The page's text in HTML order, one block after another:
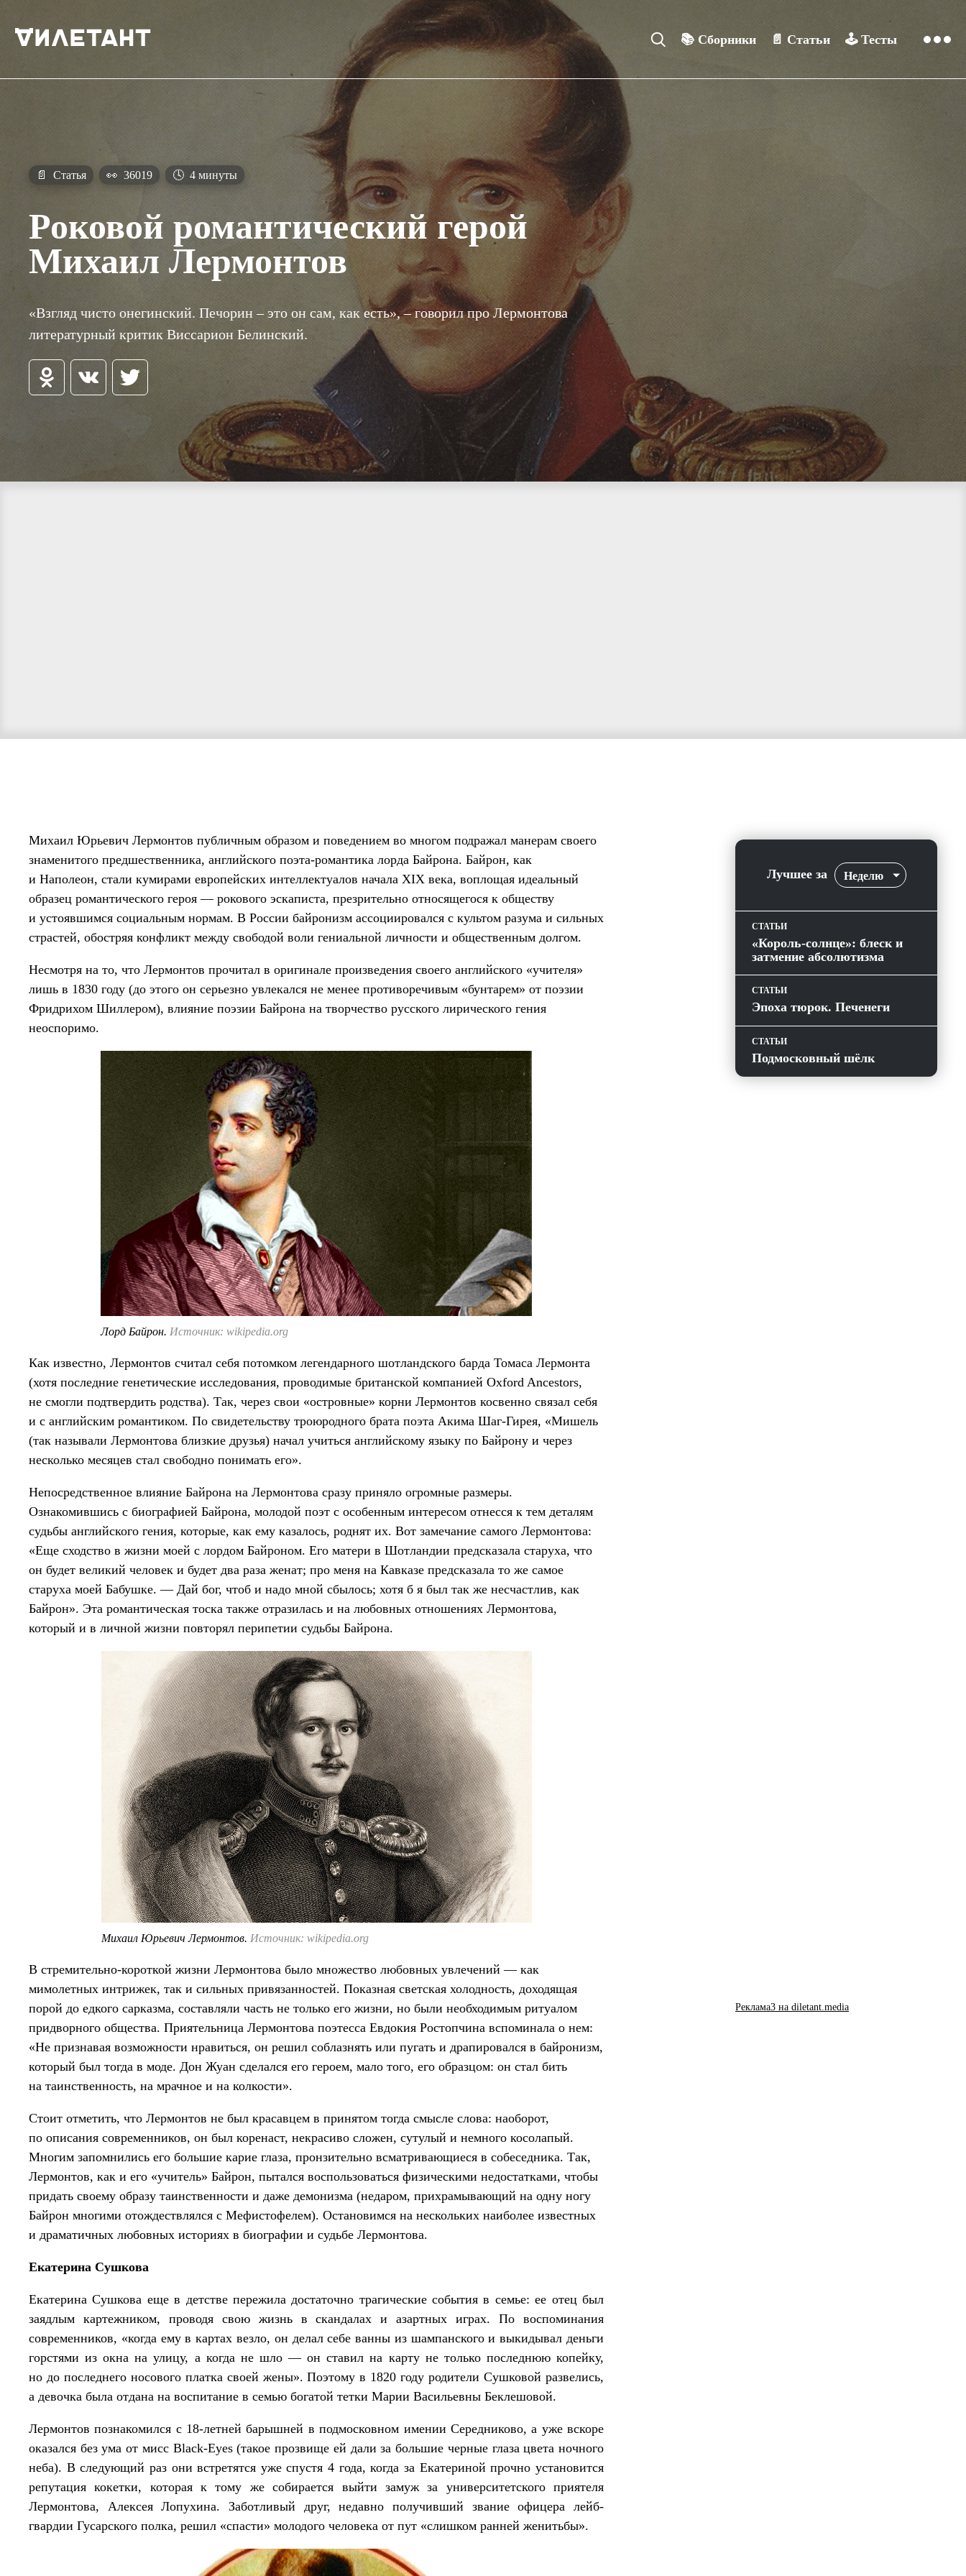
📚 Сборники 📄 Статьи 🕹️ Тесты
📄 Статья 👀 36019 🕓 4 минуты
Роковой романтический герой
Михаил Лермонтов
«Взгляд чисто онегинский. Печорин – это он сам, как есть», – говорил про Лермонтова
литературный критик Виссарион Белинский.
Михаил Юрьевич Лермонтов публичным образом и поведением во многом подражал манерам своего
знаменитого предшественника, английского поэта-романтика лорда Байрона. Байрон, как
и Наполеон, стали кумирами европейских интеллектуалов начала XIX века, воплощая идеальный
образец романтического героя — рокового эскаписта, презрительно относящегося к обществу
и устоявшимся социальным нормам. В России байронизм ассоциировался с культом разума и сильных
страстей, обостряя конфликт между свободой воли гениальной личности и общественным долгом.
Несмотря на то, что Лермонтов прочитал в оригинале произведения своего английского «учителя»
лишь в 1830 году (до этого он серьезно увлекался не менее противоречивым «бунтарем» от поэзии
Фридрихом Шиллером), влияние поэзии Байрона на творчество русского лирического гения
неоспоримо.
Лорд Байрон. Источник: wikipedia.org
Как известно, Лермонтов считал себя потомком легендарного шотландского барда Томаса Лермонта
(хотя последние генетические исследования, проводимые британской компанией Oxford Ancestors,
не смогли подтвердить родства). Так, через свои «островные» корни Лермонтов косвенно связал себя
и с английским романтиком. По свидетельству троюродного брата поэта Акима Шаг-Гирея, «Мишель
(так называли Лермонтова близкие друзья) начал учиться английскому языку по Байрону и через
несколько месяцев стал свободно понимать его».
Непосредственное влияние Байрона на Лермонтова сразу приняло огромные размеры.
Ознакомившись с биографией Байрона, молодой поэт с особенным интересом отнесся к тем деталям
судьбы английского гения, которые, как ему казалось, роднят их. Вот замечание самого Лермонтова:
«Еще сходство в жизни моей с лордом Байроном. Его матери в Шотландии предсказала старуха, что
он будет великий человек и будет два раза женат; про меня на Кавказе предсказала то же самое
старуха моей Бабушке. — Дай бог, чтоб и надо мной сбылось; хотя б я был так же несчастлив, как
Байрон». Эта романтическая тоска также отразилась и на любовных отношениях Лермонтова,
который и в личной жизни повторял перипетии судьбы Байрона.
Михаил Юрьевич Лермонтов. Источник: wikipedia.org
В стремительно-короткой жизни Лермонтова было множество любовных увлечений — как
мимолетных интрижек, так и сильных привязанностей. Показная светская холодность, доходящая
порой до едкого сарказма, составляли часть не только его жизни, но были необходимым ритуалом
придворного общества. Приятельница Лермонтова поэтесса Евдокия Ростопчина вспоминала о нем:
«Не признавая возможности нравиться, он решил соблазнять или пугать и драпировался в байронизм,
который был тогда в моде. Дон Жуан сделался его героем, мало того, его образцом: он стал бить
на таинственность, на мрачное и на колкости».
Стоит отметить, что Лермонтов не был красавцем в принятом тогда смысле слова: наоборот,
по описания современников, он был коренаст, некрасиво сложен, сутулый и немного косолапый.
Многим запомнились его большие карие глаза, пронзительно всматривающиеся в собеседника. Так,
Лермонтов, как и его «учитель» Байрон, пытался воспользоваться физическими недостатками, чтобы
придать своему образу таинственности и даже демонизма (недаром, прихрамывающий на одну ногу
Байрон многими отождествлялся с Мефистофелем). Остановимся на нескольких наиболее известных
и драматичных любовных историях в биографии и судьбе Лермонтова.
Екатерина Сушкова
Екатерина Сушкова еще в детстве пережила достаточно трагические события в семье: ее отец был
заядлым картежником, проводя свою жизнь в скандалах и азартных играх. По воспоминания
современников, «когда ему в картах везло, он делал себе ванны из шампанского и выкидывал деньги
горстями из окна на улицу, а когда не шло — он ставил на карту не только последнюю копейку,
но до последнего носового платка своей жены». Поэтому в 1820 году родители Сушковой развелись,
а девочка была отдана на воспитание в семью богатой тетки Марии Васильевны Беклешовой.
Лермонтов познакомился с 18-летней барышней в подмосковном имении Середниково, а уже вскоре
оказался без ума от мисс Black-Eyes (такое прозвище ей дали за большие черные глаза цвета ночного
неба). В следующий раз они встретятся уже спустя 4 года, когда за Екатериной прочно установится
репутация кокетки, которая к тому же собирается выйти замуж за университетского приятеля
Лермонтова, Алексея Лопухина. Заботливый друг, недавно получивший звание офицера лейб-
гвардии Гусарского полка, решил «спасти» молодого человека от пут «слишком ранней женитьбы».
Лучшее за Неделю
СТАТЬИ
«Король-солнце»: блеск и
затмение абсолютизма
СТАТЬИ
Эпоха тюрок. Печенеги
СТАТЬИ
Подмосковный шёлк
Реклама3 на diletant.media